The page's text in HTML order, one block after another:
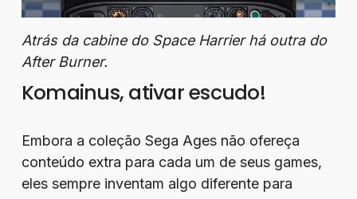
Atrás da cabine do Space Harrier há outra do
After Burner.
Komainus, ativar escudo!
Embora a coleção Sega Ages não ofereça
conteúdo extra para cada um de seus games,
eles sempre inventam algo diferente para